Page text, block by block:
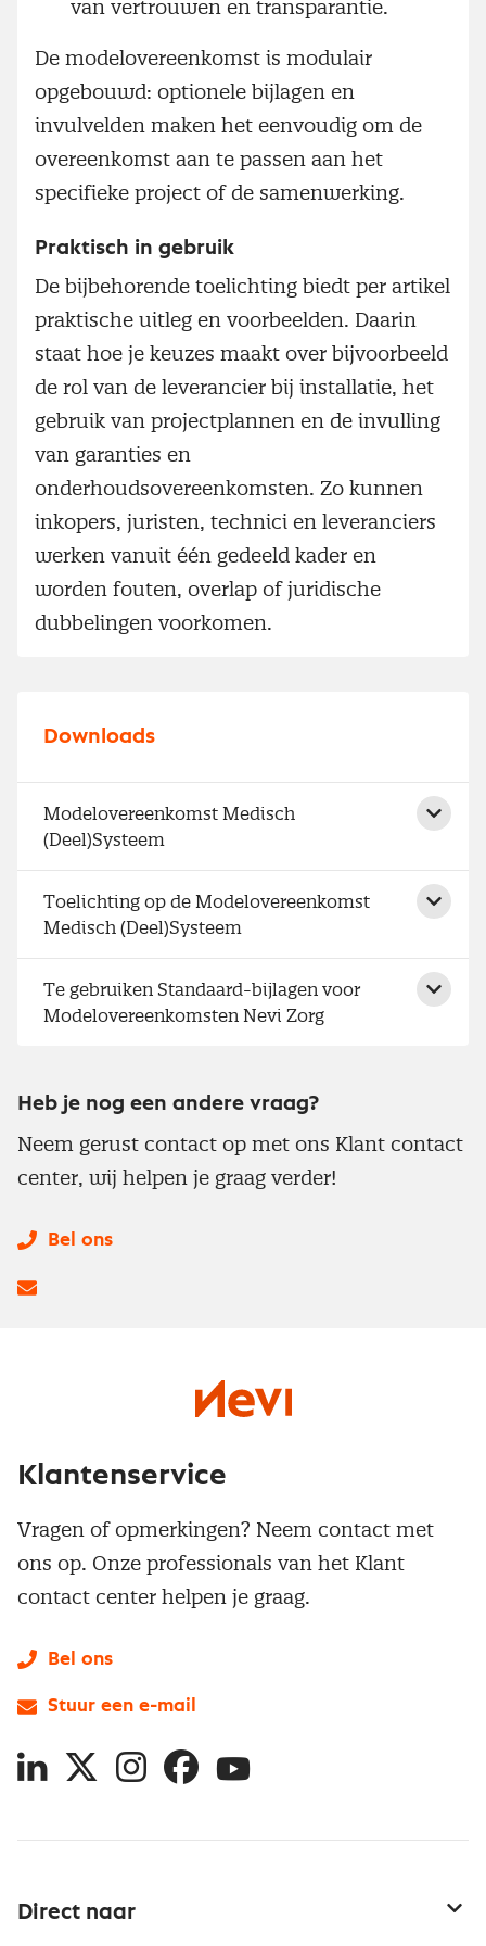
van vertrouwen en transparantie.
De modelovereenkomst is modulair
opgebouwd: optionele bijlagen en
invulvelden maken het eenvoudig om de
overeenkomst aan te passen aan het
specifieke project of de samenwerking.
Praktisch in gebruik
De bijbehorende toelichting biedt per artikel
praktische uitleg en voorbeelden. Daarin
staat hoe je keuzes maakt over bijvoorbeeld
de rol van de leverancier bij installatie, het
gebruik van projectplannen en de invulling
van garanties en
onderhoudsovereenkomsten. Zo kunnen
inkopers, juristen, technici en leveranciers
werken vanuit één gedeeld kader en
worden fouten, overlap of juridische
dubbelingen voorkomen.
Downloads
Modelovereenkomst Medisch
(Deel)Systeem
Toelichting op de Modelovereenkomst
Medisch (Deel)Systeem
Te gebruiken Standaard-bijlagen voor
Modelovereenkomsten Nevi Zorg
Heb je nog een andere vraag?
Neem gerust contact op met ons Klant contact
center, wij helpen je graag verder!
Bel ons
Direct naar
Klantenservice
Vragen of opmerkingen? Neem contact met
ons op. Onze professionals van het Klant
contact center helpen je graag.
Bel ons
Stuur een e-mail
LinkedIn
X InstagramFacebookYouTube